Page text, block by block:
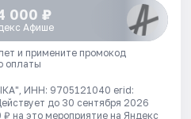
000 ₽
Афише
и примените промокод
оплаты
ИНН: 9705121040 erid:
до 30 сентября 2026
на это мероприятие на Яндекс